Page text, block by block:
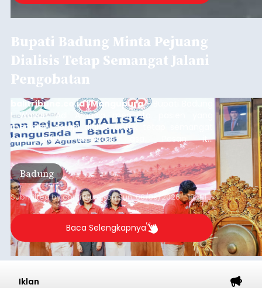
Bupati Badung Minta Pejuang
Dialisis Tetap Semangat Jalani
Pengobatan
balitribune.co.id | Mangupura- Bupati Badung
I Wayan Adi Arnawa meminta pasien yang
menjalani terapi dialisis untuk tetap semangat
dan tidak berputus asa. Pesan itu
disampaikannya saat menghadiri Sarasehan
Pejuang Dialisis yang digelar RSD Mangusada di
Ruang Kertha Gosana, Puspem Badung, Minggu
(9/8/2026).
Badung
Submitted bycontributoronSun, 08/09/2026 - 18:44
Baca Selengkapnya
Iklan